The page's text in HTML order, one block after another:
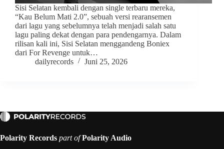
Sisi Selatan kembali dengan single terbaru mereka,
“Kau Belum Mati 2.0”, sebuah versi rearansemen
dari lagu yang sebelumnya telah menjadi salah satu
lagu paling dekat dengan para pendengarnya. Dalam
rilisan kali ini, Sisi Selatan menggandeng Boniex
dari For Revenge untuk…
dailyrecords
Juni 25, 2026
Polarity Records part of Polarity Audio